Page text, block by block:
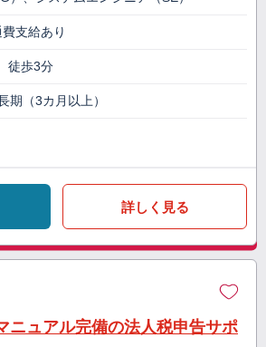
支給あり
徒歩3分
期（3カ月以上）
詳しく見る
ニュアル完備の法人税申告サポ